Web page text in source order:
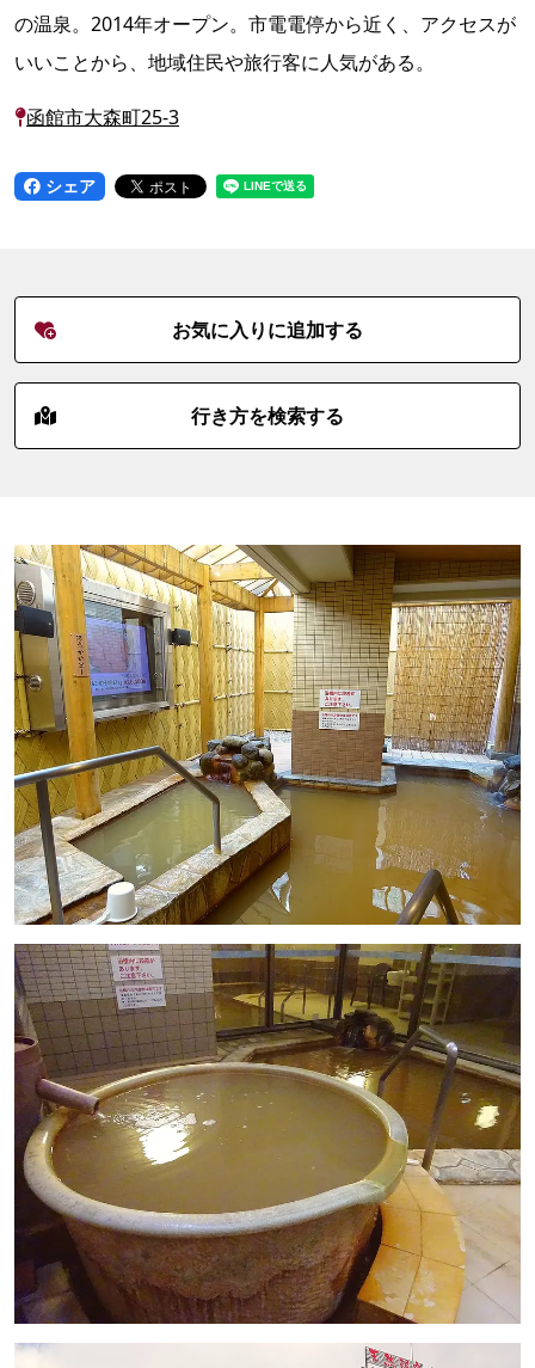
の温泉。2014年オープン。市電電停から近く、アクセスが
いいことから、地域住民や旅行客に人気がある。
函館市大森町25-3
シェア
お気に入りに追加する
行き方を検索する